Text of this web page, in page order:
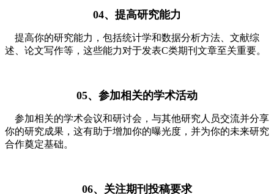
04、提高研究能力
提高你的研究能力，包括统计学和数据分析方法、文献综
述、论文写作等，这些能力对于发表C类期刊文章至关重要。
05、参加相关的学术活动
参加相关的学术会议和研讨会，与其他研究人员交流并分享
你的研究成果，这有助于增加你的曝光度，并为你的未来研究
合作奠定基础。
06、关注期刊投稿要求